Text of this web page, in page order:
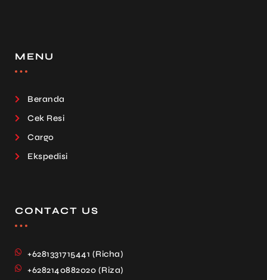
MENU
Beranda
Cek Resi
Cargo
Ekspedisi
CONTACT US
+6281331715441 (Richa)
+6282140882020 (Riza)